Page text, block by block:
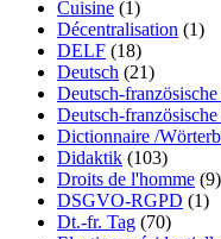
Cuisine (1)
Décentralisation (1)
DELF (18)
Deutsch (21)
Deutsch-
Deutsch-
Dictionnaire /
Didaktik (103)
Droits de l'homme (9)
DSGVO-RGPD (1)
Dt.-fr. Tag (70)